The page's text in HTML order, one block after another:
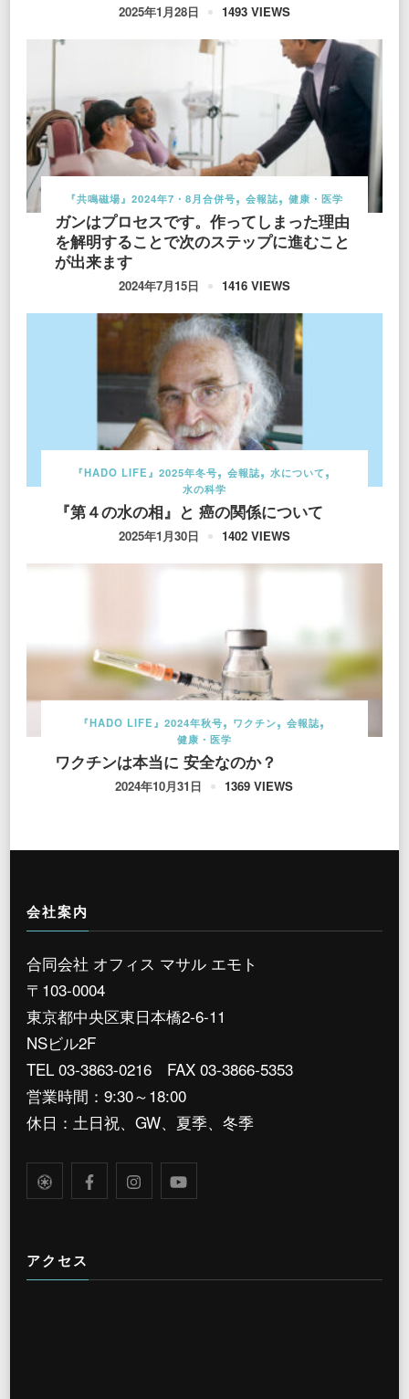
2025年1月28日 1493 VIEWS
『共鳴磁場』2024年7・8月合併号 会報誌 健康・医学
ガンはプロセスです。作ってしまった理由
を解明することで次のステップに進むこと
が出来ます
2024年7月15日 1416 VIEWS
『HADO LIFE』2025年冬号 会報誌
水について
水の科学
『第４の水の相』と 癌の関係について
2025年1月30日 1402 VIEWS
『HADO LIFE』2024年秋号 ワクチン
会報誌
健康・医学
ワクチンは本当に 安全なのか？
2024年10月31日 1369 VIEWS
会社案内
合同会社 オフィス マサル エモト
〒103-0004
東京都中央区東日本橋2-6-11
NSビル2F
TEL 03-3863-0216 FAX 03-3866-5353
営業時間：9:30～18:00
休日：土日祝、GW、夏季、冬季
アクセス